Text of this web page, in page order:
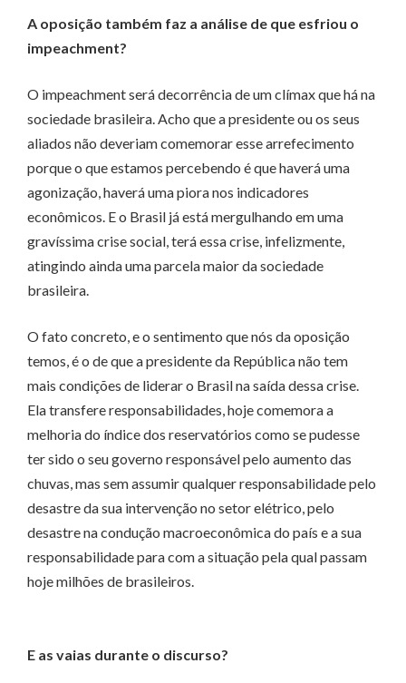
A oposição também faz a análise de que esfriou o
impeachment?
O impeachment será decorrência de um clímax que há na
sociedade brasileira. Acho que a presidente ou os seus
aliados não deveriam comemorar esse arrefecimento
porque o que estamos percebendo é que haverá uma
agonização, haverá uma piora nos indicadores
econômicos. E o Brasil já está mergulhando em uma
gravíssima crise social, terá essa crise, infelizmente,
atingindo ainda uma parcela maior da sociedade
brasileira.
O fato concreto, e o sentimento que nós da oposição
temos, é o de que a presidente da República não tem
mais condições de liderar o Brasil na saída dessa crise.
Ela transfere responsabilidades, hoje comemora a
melhoria do índice dos reservatórios como se pudesse
ter sido o seu governo responsável pelo aumento das
chuvas, mas sem assumir qualquer responsabilidade pelo
desastre da sua intervenção no setor elétrico, pelo
desastre na condução macroeconômica do país e a sua
responsabilidade para com a situação pela qual passam
hoje milhões de brasileiros.
E as vaias durante o discurso?